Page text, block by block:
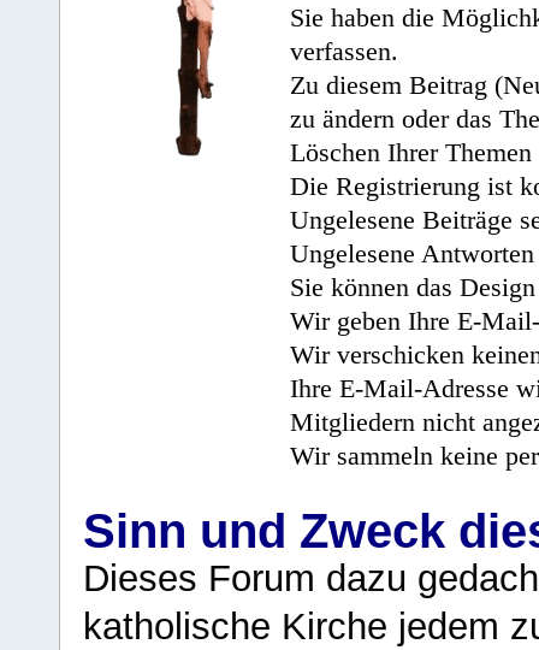
Sie haben die
verfassen.
Zu diesem Beitrag
zu ändern oder das
Löschen Ihrer
Die Registrierung ist
Ungelesene Beiträge
Ungelesene
Sie können das
Wir geben Ihre E-
Wir verschicken
Ihre E-Mail-Adresse
Mitgliedern nicht
Wir sammeln keine
Sinn und Zweck
Dieses Forum dazu
katholische Kirche jedem